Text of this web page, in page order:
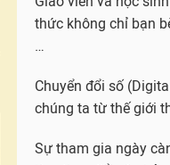
Chuyển đổi số trong